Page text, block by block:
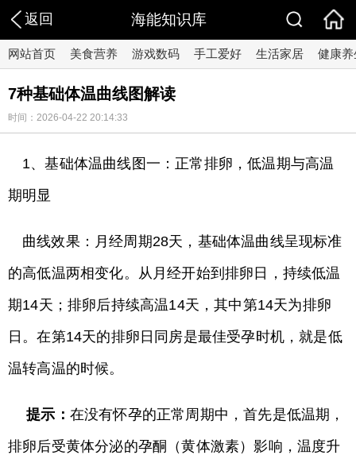
返回 海能知识库
网站首页 美食营养 游戏数码 手工爱好 生活家居 健康养
7种基础体温曲线图解读
时间：2026-04-22 20:14:33
1、基础体温曲线图一：正常排卵，低温期与高温
期明显
曲线效果：月经周期28天，基础体温曲线呈现标准
的高低温两相变化。从月经开始到排卵日，持续低温
期14天；排卵后持续高温14天，其中第14天为排卵
日。在第14天的排卵日同房是最佳受孕时机，就是低
温转高温的时候。
提示： 在没有怀孕的正常周期中，首先是低温期，
排卵后受黄体分泌的孕酮（黄体激素）影响，温度升